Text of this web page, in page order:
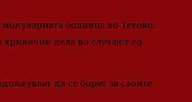
болница во Тетово.
дела во случајот со
да се борат за своите